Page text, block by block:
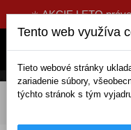
☀️ AKCIE LETO
DOMOV Tuning a
Tento web využíva
Tieto webové stránky
zariadenie súbory,
týchto stránok s tým